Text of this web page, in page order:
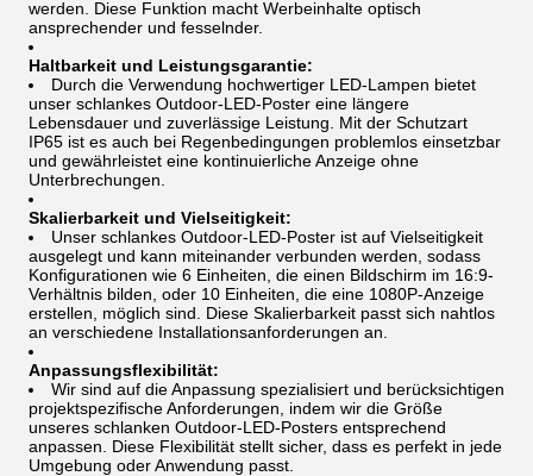
werden. Diese Funktion macht Werbeinhalte optisch
ansprechender und fesselnder.
Haltbarkeit und Leistungsgarantie:
Durch die Verwendung hochwertiger LED-Lampen bietet
unser schlankes Outdoor-LED-Poster eine längere
Lebensdauer und zuverlässige Leistung. Mit der Schutzart
IP65 ist es auch bei Regenbedingungen problemlos einsetzbar
und gewährleistet eine kontinuierliche Anzeige ohne
Unterbrechungen.
Skalierbarkeit und Vielseitigkeit:
Unser schlankes Outdoor-LED-Poster ist auf Vielseitigkeit
ausgelegt und kann miteinander verbunden werden, sodass
Konfigurationen wie 6 Einheiten, die einen Bildschirm im 16:9-
Verhältnis bilden, oder 10 Einheiten, die eine 1080P-Anzeige
erstellen, möglich sind. Diese Skalierbarkeit passt sich nahtlos
an verschiedene Installationsanforderungen an.
Anpassungsflexibilität:
Wir sind auf die Anpassung spezialisiert und berücksichtigen
projektspezifische Anforderungen, indem wir die Größe
unseres schlanken Outdoor-LED-Posters entsprechend
anpassen. Diese Flexibilität stellt sicher, dass es perfekt in jede
Umgebung oder Anwendung passt.